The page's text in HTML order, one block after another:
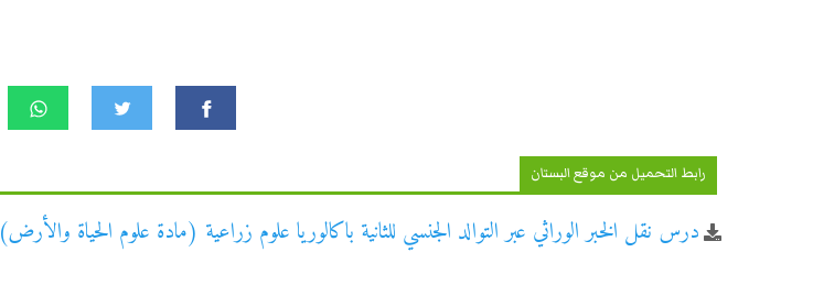
رابط التحميل من موقع البستان
درس نقل الخبر الوراثي عبر التوالد الجنسي للثانية باكالوريا علوم زراعية (مادة علوم الحياة والأرض)